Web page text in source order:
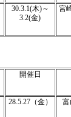
30.3.1(木)～
3.2(金)
宮
開催日
28.5.27（金） 富